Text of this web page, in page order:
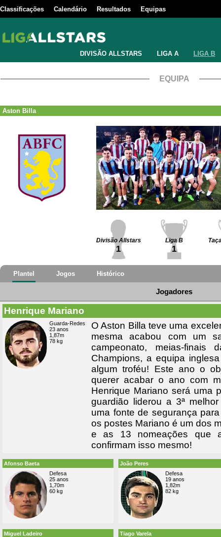
Classificações Calendário Resultados Equipas
DIVISÃO ALLSTARS LIGA A LIGA B
EQUIPA
Aston Billa
Divisão Allstars
1
Liga B
1
Plantel Jogos Histórico
Jogadores
Henrique Mariano
Guarda-Redes
23 anos
1,87m
78 kg
O Aston Billa teve uma
mesma acabou com um
campeonato, meias-
Champions, a equipa
algum troféu! Este ano o
querer acabar o ano com
Henrique Mariano será uma
guardião liderou a 3ª
uma fonte de segurança
os postes Mariano é um dos
e as 13 nomeações que
confirmam isso mesmo!
Afonso Baeta
Defesa
25 anos
1,70m
60 kg
João Peres
Defesa
19 anos
1,82m
82 kg
Miguel Ladeiro
Tiago Varela